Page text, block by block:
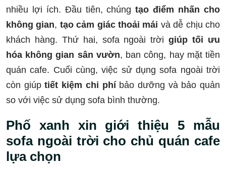
nhiều lợi ích. Đầu tiên, chúngtạo điểm nhấn cho
không gian, tạo cảm giác thoải mái và dễ chịu cho
khách hàng. Thứ hai, sofa ngoài trờigiúp tối ưu
hóa không gian sân vườn, ban công, hay mặt tiền
quán cafe. Cuối cùng, việc sử dụng sofa ngoài trời
còn giúptiết kiệm chi phíbảo dưỡng và bảo quản
so với việc sử dụng sofa bình thường.
Phố xanh xin giới thiệu 5 mẫu
sofa ngoài trời cho chủ quán cafe
lựa chọn